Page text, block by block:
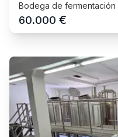
Bodega de fermentación
60.000 €